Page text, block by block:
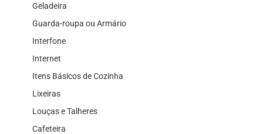
Geladeira
Guarda-roupa ou Armário
Interfone
Internet
Itens Básicos de Cozinha
Lixeiras
Louças e Talheres
Cafeteira